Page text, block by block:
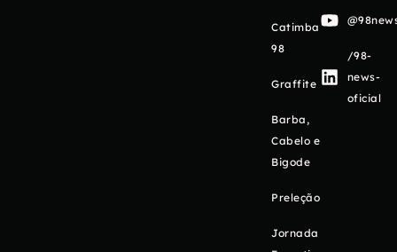
Catimba
98
Graffite
Barba,
Cabelo e
Bigode
Preleção
Jornada
/98-
news-
oficial